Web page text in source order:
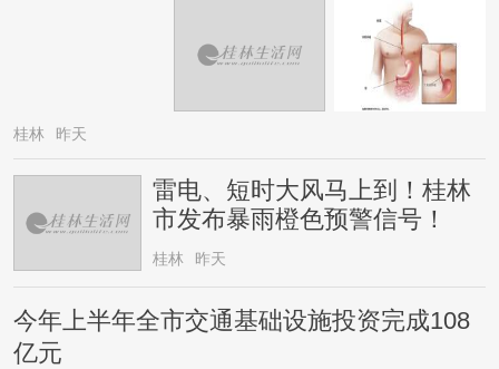
桂林 昨天
雷电、短时大风马上到！桂林
市发布暴雨橙色预警信号！
桂林 昨天
今年上半年全市交通基础设施投资完成108
亿元